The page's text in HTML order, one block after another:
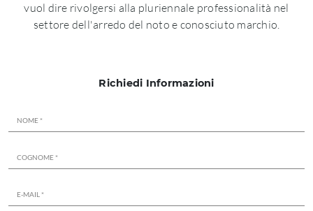
vuol dire rivolgersi alla pluriennale professionalità nel
settore dell'arredo del noto e conosciuto marchio.
Richiedi Informazioni